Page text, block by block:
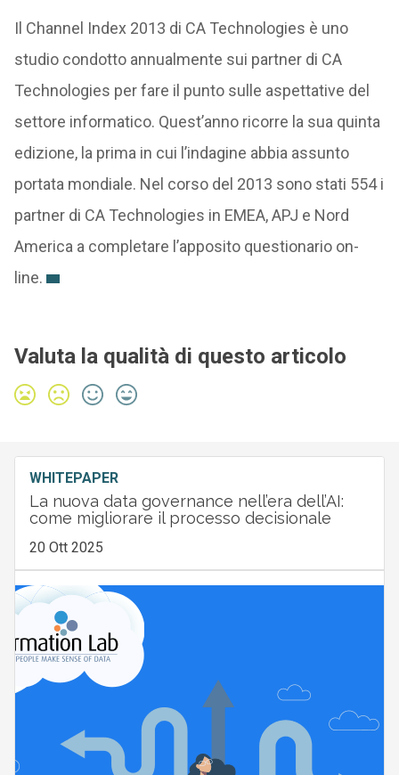
Il Channel Index 2013 di CA Technologies è uno
studio condotto annualmente sui partner di CA
Technologies per fare il punto sulle aspettative del
settore informatico. Quest’anno ricorre la sua quinta
edizione, la prima in cui l’indagine abbia assunto
portata mondiale. Nel corso del 2013 sono stati 554 i
partner di CA Technologies in EMEA, APJ e Nord
America a completare l’apposito questionario on-
line.
Valuta la qualità di questo articolo
WHITEPAPER
La nuova data governance nell’era dell’AI:
come migliorare il processo decisionale
20 Ott 2025